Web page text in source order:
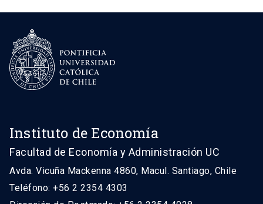
Instituto de Economía
Facultad de Economía y Administración UC
Avda. Vicuña Mackenna 4860, Macul. Santiago, Chile
Teléfono: +56 2 2354 4303